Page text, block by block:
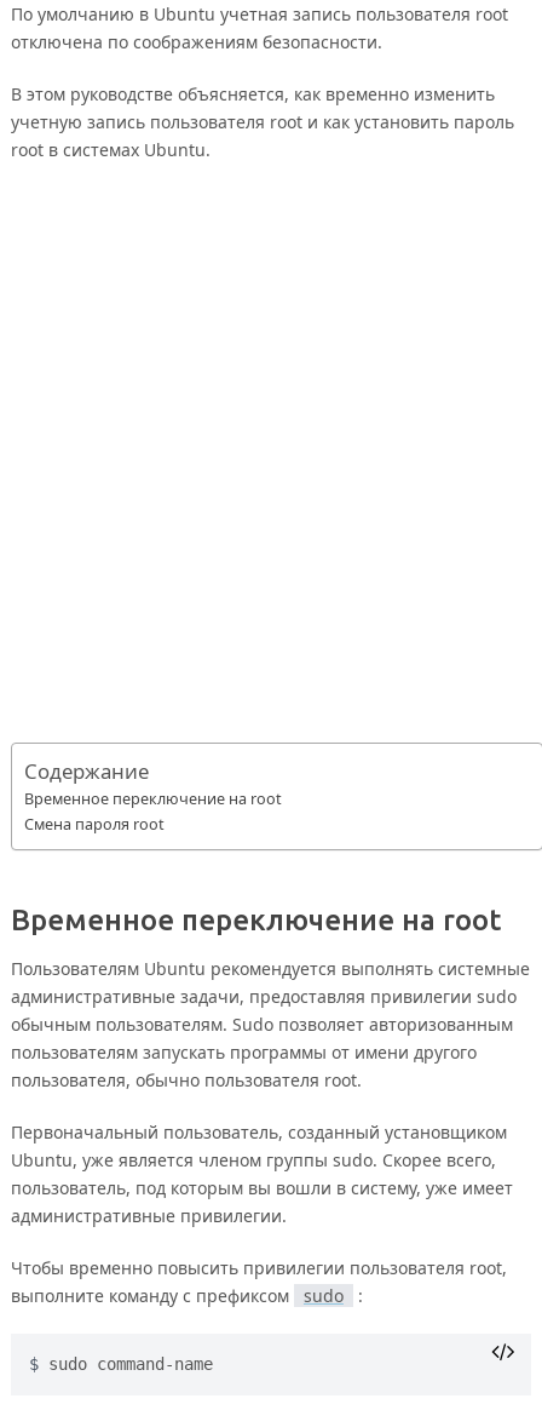
По умолчанию в Ubuntu учетная запись пользователя root
отключена по соображениям безопасности.
В этом руководстве объясняется, как временно изменить
учетную запись пользователя root и как установить пароль
root в системах Ubuntu.
Содержание
Временное переключение на root
Смена пароля root
Временное переключение на root
Пользователям Ubuntu рекомендуется выполнять системные
административные задачи, предоставляя привилегии sudo
обычным пользователям. Sudo позволяет авторизованным
пользователям запускать программы от имени другого
пользователя, обычно пользователя root.
Первоначальный пользователь, созданный установщиком
Ubuntu, уже является членом группы sudo. Скорее всего,
пользователь, под которым вы вошли в систему, уже имеет
административные привилегии.
Чтобы временно повысить привилегии пользователя root,
выполните команду с префиксом
sudo :
sudo command-name